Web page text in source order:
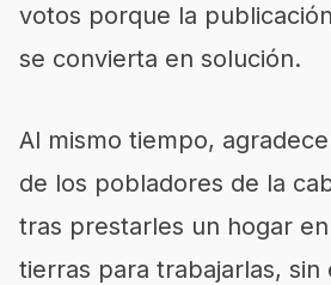
votos porque la
se convierta en solución.
Al mismo tiempo,
de los pobladores de la
tras prestarles un hogar
tierras para trabajarlas, sin